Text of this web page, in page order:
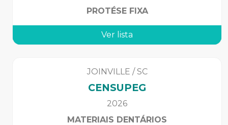
PROTÉSE FIXA
Ver lista
JOINVILLE /SC
CENSUPEG
2026
MATERIAIS DENTÁRIOS